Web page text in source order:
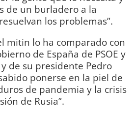
de un burladero a la
los problemas”.
mitin lo ha comparado con
de España de PSOE y
de su presidente Pedro
ponerse en la piel de
de pandemia y la crisis
de Rusia”.